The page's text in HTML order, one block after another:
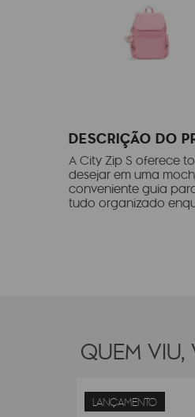
DESCRIÇÃO DO
A City Zip S oferece
desejar em uma
conveniente guia
tudo organizado
QUEM VIU,
LANÇAMENTO